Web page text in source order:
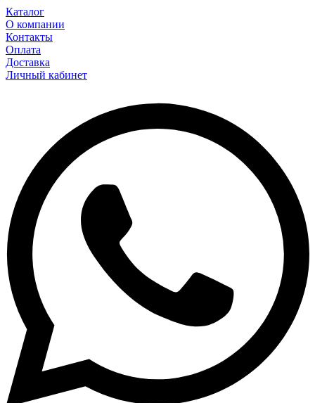
Каталог
О компании
Контакты
Оплата
Доставка
Личный кабинет